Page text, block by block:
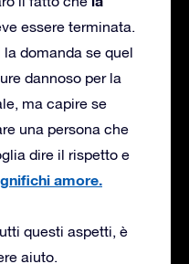
essere terminata.
domanda se quel
dannoso per la
ma capire se
una persona che
dire il rispetto e
amore.
questi aspetti, è
aiuto.